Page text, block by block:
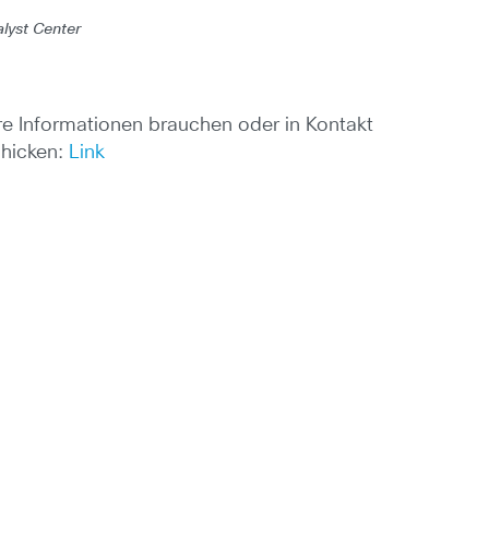
Center
Informationen brauchen oder in Kontakt
Link